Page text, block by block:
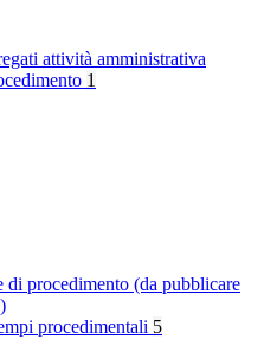
attività amministrativa
1
di procedimento (da pubblicare
procedimentali 5